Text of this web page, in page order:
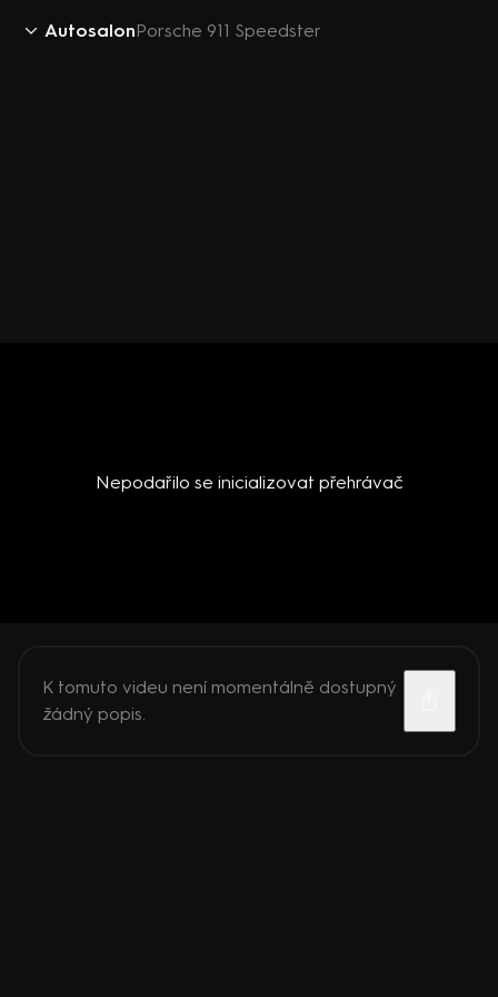
AutosalonPorsche 911 Speedster
Nepodařilo se inicializovat přehrávač
K tomuto videu není momentálně dostupný
žádný popis.